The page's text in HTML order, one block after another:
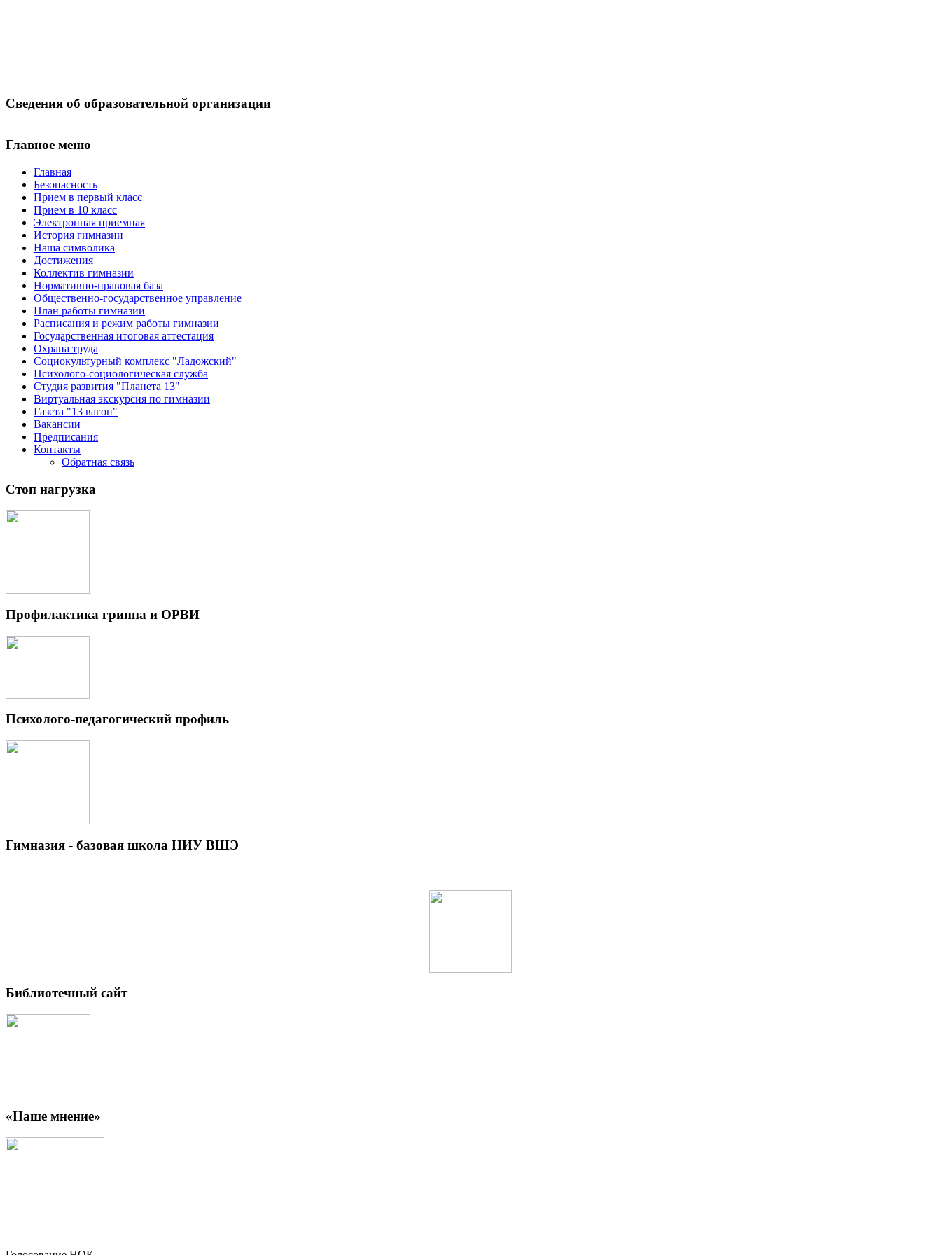
Сведения об образовательной организации
Главное меню
Главная
Безопасность
Прием в первый класс
Прием в 10 класс
Электронная приемная
История гимназии
Наша символика
Достижения
Коллектив гимназии
Нормативно-правовая база
Общественно-государственное управление
План работы гимназии
Расписания и режим работы гимназии
Государственная итоговая аттестация
Охрана труда
Социокультурный комплекс "Ладожский"
Психолого-социологическая служба
Студия развития "Планета 13"
Виртуальная экскурсия по гимназии
Газета "13 вагон"
Вакансии
Предписания
Контакты
Обратная связь
Стоп нагрузка
Профилактика гриппа и ОРВИ
Психолого-педагогический профиль
Гимназия - базовая школа НИУ ВШЭ
Библиотечный сайт
«Наше мнение»